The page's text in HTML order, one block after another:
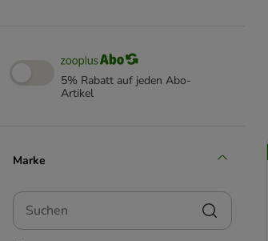
5% Rabatt auf jeden Abo-
Artikel
Marke
Suchen